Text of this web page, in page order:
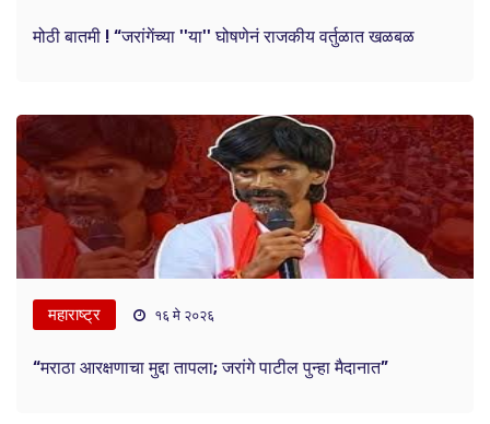
मोठी बातमी ! “जरांगेंच्या ''या'' घोषणेनं राजकीय वर्तुळात खळबळ
महाराष्ट्र १६ मे २०२६
“मराठा आरक्षणाचा मुद्दा तापला; जरांगे पाटील पुन्हा मैदानात”